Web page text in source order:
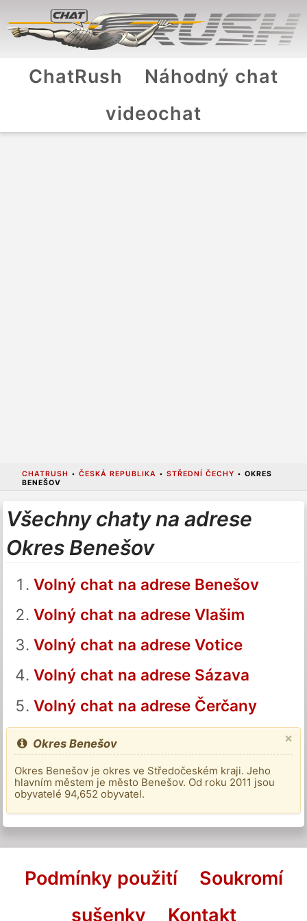
ChatRush
Náhodný chat
videochat
CHATRUSH • ČESKÁ REPUBLIKA • STŘEDNÍ ČECHY • OKRES
BENEŠOV
Všechny chaty na adrese
Okres Benešov
Volný chat na adrese Benešov
Volný chat na adrese Vlašim
Volný chat na adrese Votice
Volný chat na adrese Sázava
Volný chat na adrese Čerčany
×
Okres Benešov
Okres Benešov je okres ve Středočeském kraji. Jeho
hlavním městem je město Benešov. Od roku 2011 jsou
obyvatelé 94,652 obyvatel.
Podmínky použití
Soukromí
sušenky
Kontakt